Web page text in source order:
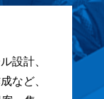
設計、
など、